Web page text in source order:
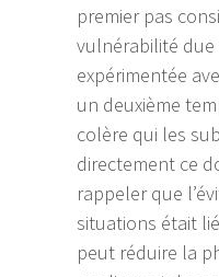
premier pas
vulnérabilité due
expérimentée
un deuxième
colère qui les
directement ce
rappeler que
situations était
peut réduire la